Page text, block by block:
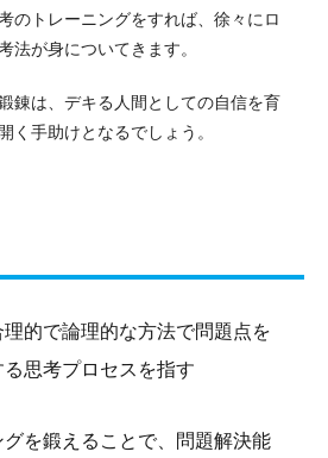
のトレーニングをすれば、徐々にロ
法が身についてきます。
錬は、デキる人間としての自信を育
く手助けとなるでしょう。
的で論理的な方法で問題点を
思考プロセスを指す
グを鍛えることで、問題解決能